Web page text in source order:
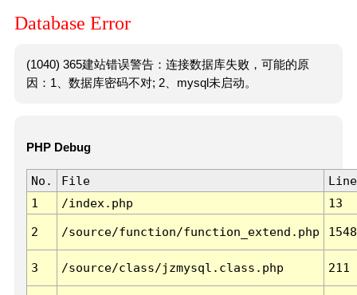
Database Error
(1040) 365建站错误警告：连接数据库失败，可能的原
因：1、数据库密码不对; 2、mysql未启动。
PHP Debug
No. File
Line
1
/index.php 13
2 /source/function/function_extend.php 1548
3 /source/class/jzmysql.class.php 211